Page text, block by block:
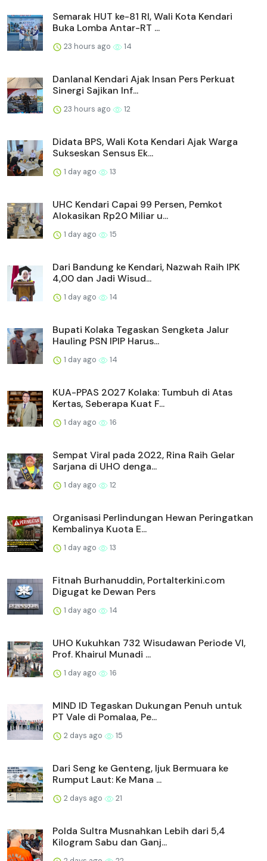
Semarak HUT ke-81 RI, Wali Kota Kendari
Buka Lomba Antar-RT ...
23 hours ago 14
Danlanal Kendari Ajak Insan Pers Perkuat
Sinergi Sajikan Inf...
23 hours ago 12
Didata BPS, Wali Kota Kendari Ajak Warga
Sukseskan Sensus Ek...
1 day ago 13
UHC Kendari Capai 99 Persen, Pemkot
Alokasikan Rp20 Miliar u...
1 day ago 15
Dari Bandung ke Kendari, Nazwah Raih IPK
4,00 dan Jadi Wisud...
1 day ago 14
Bupati Kolaka Tegaskan Sengketa Jalur
Hauling PSN IPIP Harus...
1 day ago 14
KUA-PPAS 2027 Kolaka: Tumbuh di Atas
Kertas, Seberapa Kuat F...
1 day ago 16
Sempat Viral pada 2022, Rina Raih Gelar
Sarjana di UHO denga...
1 day ago 12
Organisasi Perlindungan Hewan Peringatkan
Kembalinya Kuota E...
1 day ago 13
Fitnah Burhanuddin, Portalterkini.com
Digugat ke Dewan Pers
1 day ago 14
UHO Kukuhkan 732 Wisudawan Periode VI,
Prof. Khairul Munadi ...
1 day ago 16
MIND ID Tegaskan Dukungan Penuh untuk
PT Vale di Pomalaa, Pe...
2 days ago 15
Dari Seng ke Genteng, Ijuk Bermuara ke
Rumput Laut: Ke Mana ...
2 days ago 21
Polda Sultra Musnahkan Lebih dari 5,4
Kilogram Sabu dan Ganj...